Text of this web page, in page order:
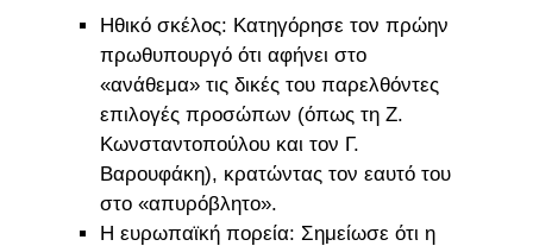
Ηθικό σκέλος: Κατηγόρησε τον πρώην
πρωθυπουργό ότι αφήνει στο
«ανάθεμα» τις δικές του παρελθόντες
επιλογές προσώπων (όπως τη Ζ.
Κωνσταντοπούλου και τον Γ.
Βαρουφάκη), κρατώντας τον εαυτό του
στο «απυρόβλητο».
Η ευρωπαϊκή πορεία: Σημείωσε ότι η